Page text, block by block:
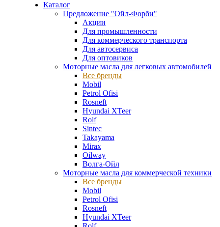
Каталог
Предложение "Ойл-Форби"
Акции
Для промышленности
Для коммерческого транспорта
Для автосервиса
Для оптовиков
Моторные масла для легковых автомобилей
Все бренды
Mobil
Petrol Ofisi
Rosneft
Hyundai XTeer
Rolf
Sintec
Takayama
Mirax
Oilway
Волга-Ойл
Моторные масла для коммерческой техники
Все бренды
Mobil
Petrol Ofisi
Rosneft
Hyundai XTeer